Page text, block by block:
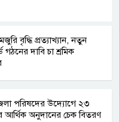
বৃদ্ধি প্রত্যাখ্যান, নতুন
গঠনের দাবি চা শ্রমিক
পরিষদের উদ্যোগে ২৩
আর্থিক অনুদানের চেক বিতরণ